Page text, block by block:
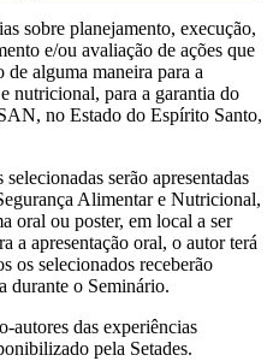
sobre planejamento, execução,
e/ou avaliação de ações que
alguma maneira para a
nutricional, para a garantia do
no Estado do Espírito Santo,
serão apresentadas
Alimentar e Nutricional,
oral ou poster, em local a ser
a apresentação oral, o autor terá
os selecionados receberão
durante o Seminário.
autores das experiências
pela Setades.